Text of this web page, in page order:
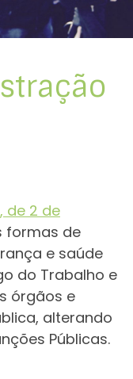
de 2 de
formas de
e saúde
do Trabalho e
órgãos e
alterando
Públicas.